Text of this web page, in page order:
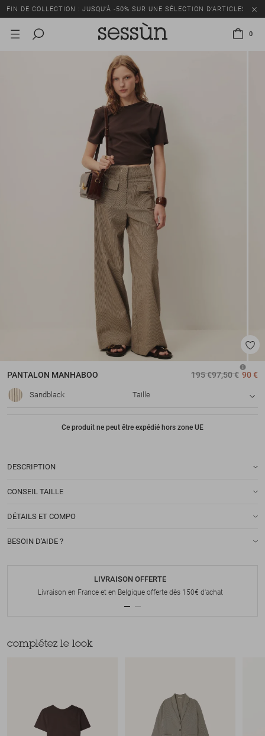
FIN DE COLLECTION : JUSQU’À -50% SUR UNE SÉLECTION D’ARTICLES
0
PANTALON MANHABOO 195 €97,50 € 90 €
Sandblack Taille
Ce produit ne peut être expédié hors zone UE
DESCRIPTION
CONSEIL TAILLE
DÉTAILS ET COMPO
BESOIN D'AIDE ?
LIVRAISON OFFERTE
Livraison en France et en Belgique offerte dès 150€ d'achat
complétez le look